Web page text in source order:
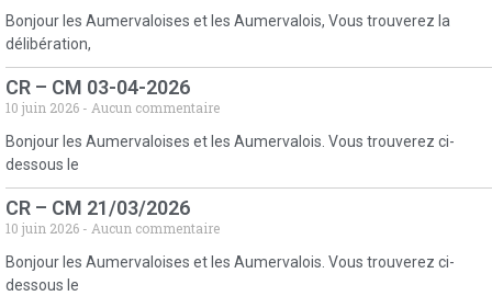
Bonjour les Aumervaloises et les Aumervalois, Vous trouverez la
délibération,
CR – CM 03-04-2026
10 juin 2026
Aucun commentaire
Bonjour les Aumervaloises et les Aumervalois. Vous trouverez ci-
dessous le
CR – CM 21/03/2026
10 juin 2026
Aucun commentaire
Bonjour les Aumervaloises et les Aumervalois. Vous trouverez ci-
dessous le